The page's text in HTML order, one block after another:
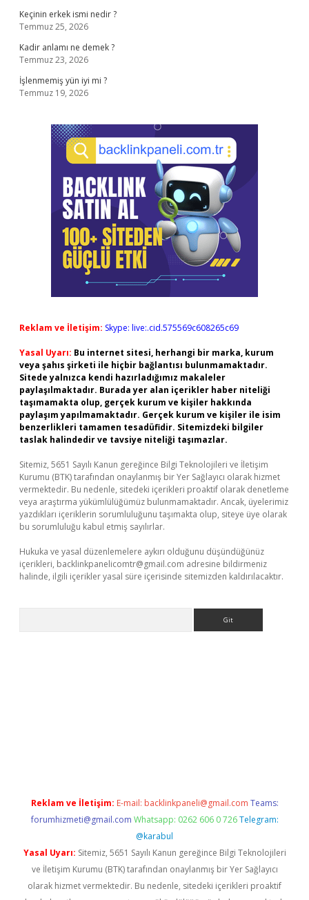
Keçinin erkek ismi nedir ?
Temmuz 25, 2026
Kadir anlamı ne demek ?
Temmuz 23, 2026
İşlenmemiş yün iyi mi ?
Temmuz 19, 2026
Reklam ve İletişim: Skype: live:.cid.575569c608265c69
Yasal Uyarı: Bu internet sitesi, herhangi bir marka, kurum
veya şahıs şirketi ile hiçbir bağlantısı bulunmamaktadır.
Sitede yalnızca kendi hazırladığımız makaleler
paylaşılmaktadır. Burada yer alan içerikler haber niteliği
taşımamakta olup, gerçek kurum ve kişiler hakkında
paylaşım yapılmamaktadır. Gerçek kurum ve kişiler ile isim
benzerlikleri tamamen tesadüfidir. Sitemizdeki bilgiler
taslak halindedir ve tavsiye niteliği taşımazlar.
Sitemiz, 5651 Sayılı Kanun gereğince Bilgi Teknolojileri ve İletişim
Kurumu (BTK) tarafından onaylanmış bir Yer Sağlayıcı olarak hizmet
vermektedir. Bu nedenle, sitedeki içerikleri proaktif olarak denetleme
veya araştırma yükümlülüğümüz bulunmamaktadır. Ancak, üyelerimiz
yazdıkları içeriklerin sorumluluğunu taşımakta olup, siteye üye olarak
bu sorumluluğu kabul etmiş sayılırlar.
Hukuka ve yasal düzenlemelere aykırı olduğunu düşündüğünüz
içerikleri, backlinkpanelicomtr@gmail.com adresine bildirmeniz
halinde, ilgili içerikler yasal süre içerisinde sitemizden kaldırılacaktır.
Reklam ve İletişim: E-mail: backlinkpaneli@gmail.com Teams:
forumhizmeti@gmail.com Whatsapp: 0262 606 0 726 Telegram:
@karabul
Yasal Uyarı: Sitemiz, 5651 Sayılı Kanun gereğince Bilgi Teknolojileri
ve İletişim Kurumu (BTK) tarafından onaylanmış bir Yer Sağlayıcı
olarak hizmet vermektedir. Bu nedenle, sitedeki içerikleri proaktif